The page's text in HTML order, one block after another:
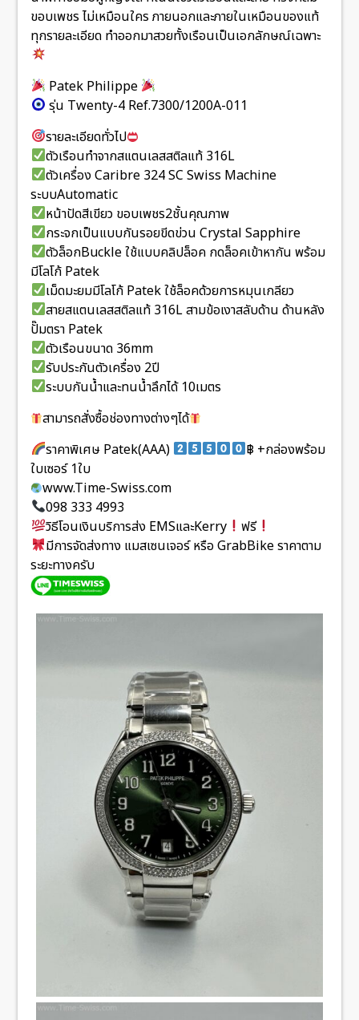
ขอบเพชร ไม่เหมือนใคร ภายนอกและภายในเหมือนของแท้
ทุกรายละเอียด ทำออกมาสวยทั้งเรือนเป็นเอกลักษณ์เฉพาะ
Patek Philippe
รุ่น Twenty-4 Ref.7300/1200A-011
รายละเอียดทั่วไป
ตัวเรือนทำจากสแตนเลสสติลแท้ 316L
ตัวเครื่อง Caribre 324 SC Swiss Machine
ระบบAutomatic
หน้าปัดสีเขียว ขอบเพชร2ชั้นคุณภาพ
กระจกเป็นแบบกันรอยขีดข่วน Crystal Sapphire
ตัวล็อกBuckle ใช้แบบคลิปล็อค กดล็อคเข้าหากัน พร้อม
มีโลโก้ Patek
เม็ดมะยมมีโลโก้ Patek ใช้ล็อคด้วยการหมุนเกลียว
สายสแตนเลสสติลแท้ 316L สามข้อเงาสลับด้าน ด้านหลัง
ปั๊มตรา Patek
ตัวเรือนขนาด 36mm
รับประกันตัวเครื่อง 2ปี
ระบบกันน้ำและทนน้ำลึกได้ 10เมตร
สามารถสั่งซื้อช่องทางต่างๆได้
ราคาพิเศษ Patek(AAA)
฿ +กล่องพร้อม
ใบเซอร์ 1ใบ
www.Time-Swiss.com
098 333 4993
วิธีโอนเงินบริการส่ง EMSและKerry
ฟรี
มีการจัดส่งทาง แมสเซนเจอร์ หรือ GrabBike ราคาตาม
ระยะทางครับ